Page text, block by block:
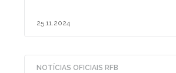
25.11.2024
NOTÍCIAS OFICIAIS RFB